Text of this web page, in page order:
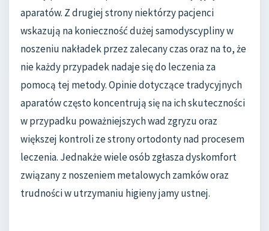
aparatów. Z drugiej strony niektórzy pacjenci
wskazują na konieczność dużej samodyscypliny w
noszeniu nakładek przez zalecany czas oraz na to, że
nie każdy przypadek nadaje się do leczenia za
pomocą tej metody. Opinie dotyczące tradycyjnych
aparatów często koncentrują się na ich skuteczności
w przypadku poważniejszych wad zgryzu oraz
większej kontroli ze strony ortodonty nad procesem
leczenia. Jednakże wiele osób zgłasza dyskomfort
związany z noszeniem metalowych zamków oraz
trudności w utrzymaniu higieny jamy ustnej.